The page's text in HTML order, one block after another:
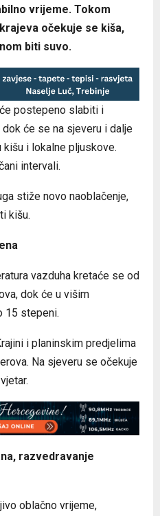
vrijeme. Tokom
očekuje se kiša,
biti suvo.
postepeno slabiti i
će se na sjeveru i dalje
i lokalne pljuskove.
intervali.
stiže novo naoblačenje,
kišu.
vazduha kretaće se od
dok će u višim
15 stepeni.
i planinskim predjelima
Na sjeveru se očekuje
razvedravanje
oblačno vrijeme,